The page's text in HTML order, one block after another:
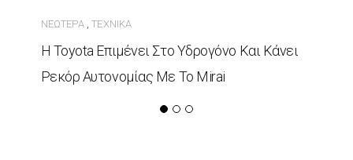
ΝΕΏΤΕΡΑ,ΤΕΧΝΙΚΆ
Η Toyota Επιμένει Στο Υδρογόνο Και Κάνει
Ρεκόρ Αυτονομίας Με Το Mirai